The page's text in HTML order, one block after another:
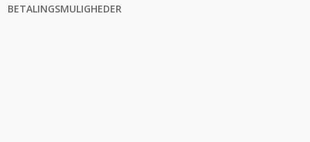
BETALINGSMULIGHEDER